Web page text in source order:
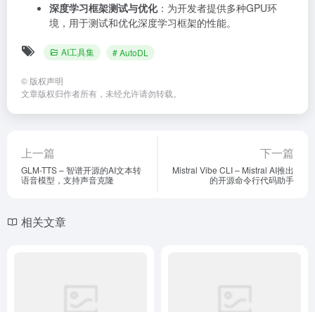
深度学习框架测试与优化：为开发者提供多种GPU环
境，用于测试和优化深度学习框架的性能。
AI工具集 # AutoDL
© 版权声明
文章版权归作者所有，未经允许请勿转载。
上一篇
GLM-TTS – 智谱开源的AI文本转
语音模型，支持声音克隆
下一篇
Mistral Vibe CLI – Mistral AI推出
的开源命令行代码助手
相关文章